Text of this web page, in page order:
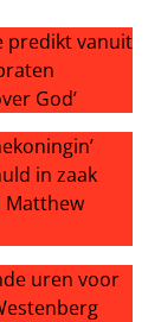
vanuit
haar verblijf
bekent